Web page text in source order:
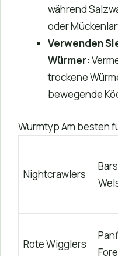
während
oder
Verwenden
Würmer:
trockene
bewegende
Wurmtyp Am besten
Nightcrawlers
Rote Wigglers